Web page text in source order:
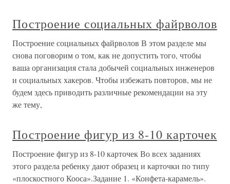
Построение социальных файрволов
Построение социальных файрволов В этом разделе мы
снова поговорим о том, как не допустить того, чтобы
ваша организация стала добычей социальных инженеров
и социальных хакеров. Чтобы избежать повторов, мы не
будем здесь приводить различные рекомендации на эту
же тему,
Построение фигур из 8-10 карточек
Построение фигур из 8-10 карточек Во всех заданиях
этого раздела ребенку дают образец и карточки по типу
«плоскостного Кооса».Задание 1. «Конфета-карамель».